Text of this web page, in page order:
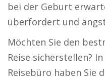
bei der Geburt
überfordert und
Möchten Sie den
Reise sicherstellen?
Reisebüro haben Sie